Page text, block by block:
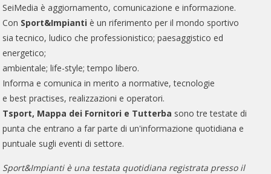
SeiMedia è aggiornamento, comunicazione e informazione.
Con Sport&Impianti è un riferimento per il mondo sportivo
sia tecnico, ludico che professionistico; paesaggistico ed
energetico;
ambientale; life-style; tempo libero.
Informa e comunica in merito a normative, tecnologie
e best practises, realizzazioni e operatori.
Tsport, Mappa dei Fornitori e Tutterba sono tre testate di
punta che entrano a far parte di un'informazione quotidiana e
puntuale sugli eventi di settore.
Sport&Impianti è una testata quotidiana registrata presso il